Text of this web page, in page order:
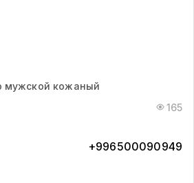
мужской кожаный
165
+996500090949